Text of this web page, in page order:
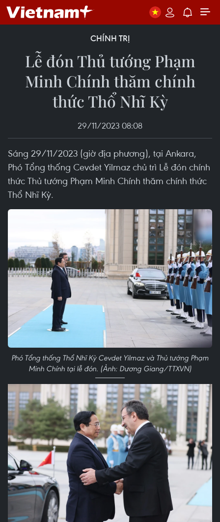
CHÍNH TRỊ
Lễ đón Thủ tướng Phạm
Minh Chính thăm chính
thức Thổ Nhĩ Kỳ
29/11/2023 08:08
Sáng 29/11/2023 (giờ địa phương), tại Ankara,
Phó Tổng thống Cevdet Yilmaz chủ trì Lễ đón chính
thức Thủ tướng Phạm Minh Chính thăm chính thức
Thổ Nhĩ Kỳ.
Phó Tổng thống Thổ Nhĩ Kỳ Cevdet Yilmaz và Thủ tướng Phạm
Minh Chính tại lễ đón. (Ảnh: Dương Giang/TTXVN)